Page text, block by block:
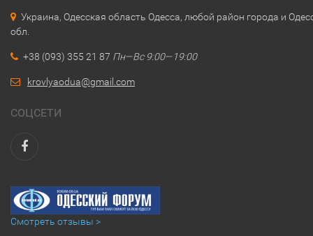
Украина, Одесская область Одесса, любой район города и
обл.
+38 (093) 355 21 87 Пн—Вс 9:00—19:00
krovlyaodua@gmail.com
СОЦСЕТИ
Смотреть отзывы >